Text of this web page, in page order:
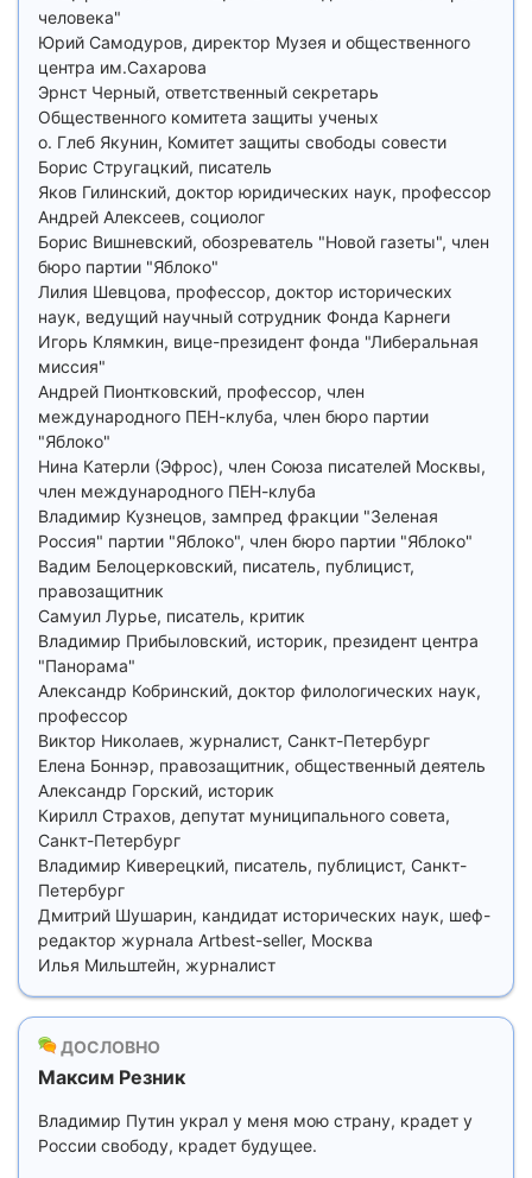
человека"
Юрий Самодуров, директор Музея и общественного
центра им.Сахарова
Эрнст Черный, ответственный секретарь
Общественного комитета защиты ученых
о. Глеб Якунин, Комитет защиты свободы совести
Борис Стругацкий, писатель
Яков Гилинский, доктор юридических наук, профессор
Андрей Алексеев, социолог
Борис Вишневский, обозреватель "Новой газеты", член
бюро партии "Яблоко"
Лилия Шевцова, профессор, доктор исторических
наук, ведущий научный сотрудник Фонда Карнеги
Игорь Клямкин, вице-президент фонда "Либеральная
миссия"
Андрей Пионтковский, профессор, член
международного ПЕН-клуба, член бюро партии
"Яблоко"
Нина Катерли (Эфрос), член Союза писателей Москвы,
член международного ПЕН-клуба
Владимир Кузнецов, зампред фракции "Зеленая
Россия" партии "Яблоко", член бюро партии "Яблоко"
Вадим Белоцерковский, писатель, публицист,
правозащитник
Самуил Лурье, писатель, критик
Владимир Прибыловский, историк, президент центра
"Панорама"
Александр Кобринский, доктор филологических наук,
профессор
Виктор Николаев, журналист, Санкт-Петербург
Елена Боннэр, правозащитник, общественный деятель
Александр Горский, историк
Кирилл Страхов, депутат муниципального совета,
Санкт-Петербург
Владимир Киверецкий, писатель, публицист, Санкт-
Петербург
Дмитрий Шушарин, кандидат исторических наук, шеф-
редактор журнала Artbest-seller, Москва
Илья Мильштейн, журналист
ДОСЛОВНО
Максим Резник
Владимир Путин украл у меня мою страну, крадет у
России свободу, крадет будущее.